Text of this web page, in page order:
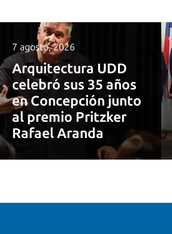
7 agosto, 2026
Arquitectura UDD
celebró sus 35 años
en Concepción junto
al premio Pritzker
Rafael Aranda